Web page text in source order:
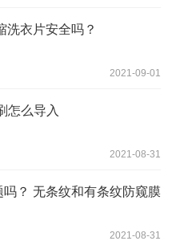
洗衣片安全吗？
2021-09-01
怎么导入
2021-08-31
？ 无条纹和有条纹防窥膜
2021-08-31